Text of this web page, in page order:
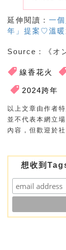
延伸閱讀： 一
年」提案♡溫暖
Source ：《オ
線香花火
2024跨年
以上文章由作者
並不代表本網立
內容，但歡迎於
想收到